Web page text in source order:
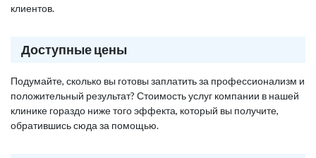
клиентов.
Доступные цены
Подумайте, сколько вы готовы заплатить за профессионализм и
положительный результат? Стоимость услуг компании в нашей
клинике гораздо ниже того эффекта, который вы получите,
обратившись сюда за помощью.